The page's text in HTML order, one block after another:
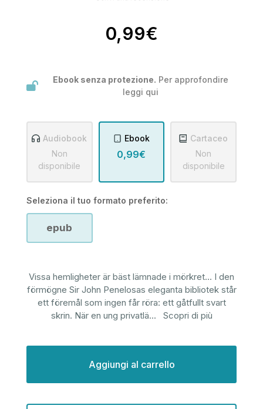
0,99€
Ebook senza protezione. Per approfondire
leggi qui
Audiobook
Non
disponibile
Ebook
0,99€
Cartaceo
Non
disponibile
Seleziona il tuo formato preferito:
epub
Vissa hemligheter är bäst lämnade i mörkret... I den
förmögne Sir John Penelosas eleganta bibliotek står
ett föremål som ingen får röra: ett gåtfullt svart
skrin. När en ung privatlä... Scopri di più